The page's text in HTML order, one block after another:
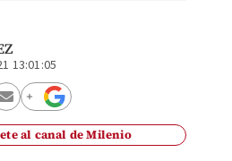
13:01:05
al canal de Milenio